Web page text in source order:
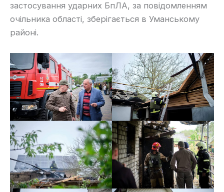
застосування ударних БпЛА, за повідомленням
очільника області, зберігається в Уманському
районі.